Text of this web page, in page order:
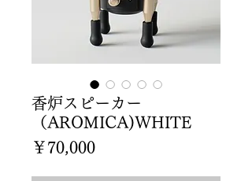
香炉スピーカー
（AROMICA)WHITE
￥70,000価